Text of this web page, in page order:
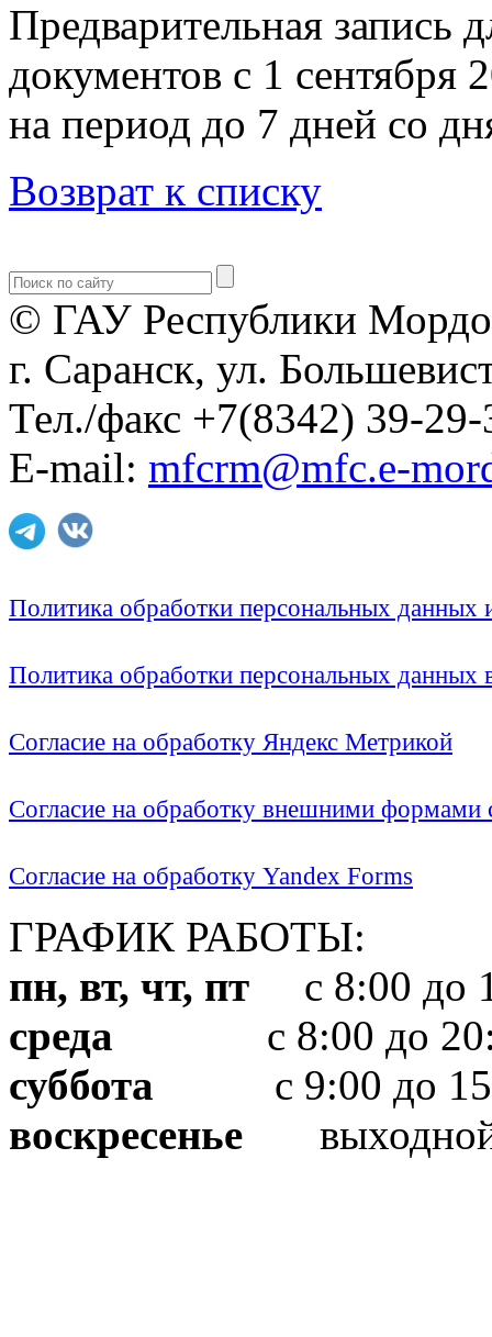
Предварительная запись
документов с 1 сентября
на период до 7 дней со
Возврат к списку
© ГАУ Республики
г. Саранск, ул.
Тел./факс +7(8342) 39-29-
E-mail: mfcrm@mfc.e-
Политика обработки персональных
Политика обработки персональных
Согласие на обработку Яндекс Метрикой
Согласие на обработку внешними формами
Согласие на обработку Yandex Forms
ГРАФИК РАБОТЫ:
пн, вт, чт, пт с 8:00 до
среда с 8:00 до
суббота с 9:00 до
воскресенье